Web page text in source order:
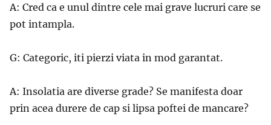
A: Cred ca e unul dintre cele mai grave lucruri care se
pot intampla.
G: Categoric, iti pierzi viata in mod garantat.
A: Insolatia are diverse grade? Se manifesta doar
prin acea durere de cap si lipsa poftei de mancare?